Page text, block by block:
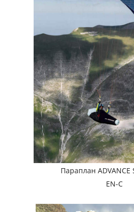
Параплан ADVANCE
EN-C